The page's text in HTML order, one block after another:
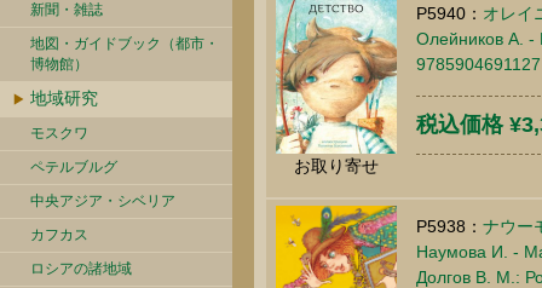
新聞・雑誌
地図・ガイドブック（都市・
博物館）
地域研究
モスクワ
ペテルブルグ
中央アジア・シベリア
カフカス
ロシアの諸地域
お取り寄せ
P5940： オレイ
Олейников А. -
9785904691127
税込価格
P5938： ナウー
Наумова И. -
Долгов В. М.: